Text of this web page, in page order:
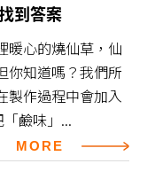
到答案
暖心的燒仙草，仙
你知道嗎？我們所
製作過程中會加入
鹼味」...
MORE